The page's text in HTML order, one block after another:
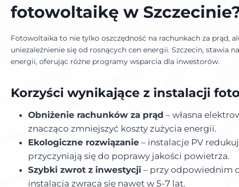
fotowoltaikę w Szczecinie
Fotowoltaika to nie tylko oszczędność na rachunkach za prąd,
uniezależnienie się od rosnących cen energii. Szczecin, stawia
energii, oferując różne programy wsparcia dla inwestorów.
Korzyści wynikające z instalacji
Obniżenie rachunków za prąd – własna
znacząco zmniejszyć koszty zużycia energii.
Ekologiczne rozwiązanie – instalacje PV
przyczyniają się do poprawy jakości powietrza.
Szybki zwrot z inwestycji – przy odpowiednim
instalacja zwraca się nawet w 5-7 lat.